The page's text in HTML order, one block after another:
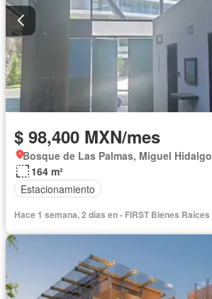
$ 98,400 MXN/mes
Bosque de Las Palmas, Miguel Hidalgo
164 m²
Estacionamiento
Hace 1 semana, 2 días en - FIRST Bienes Raíces